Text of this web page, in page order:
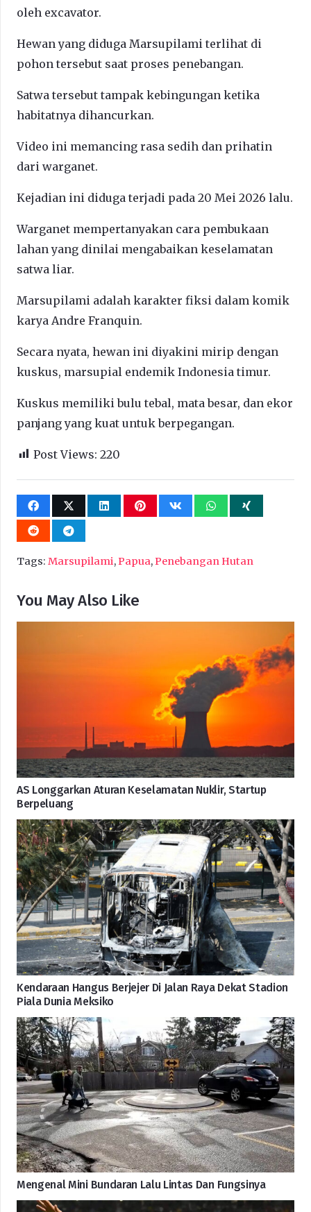
oleh excavator.
Hewan yang diduga Marsupilami terlihat di
pohon tersebut saat proses penebangan.
Satwa tersebut tampak kebingungan ketika
habitatnya dihancurkan.
Video ini memancing rasa sedih dan prihatin
dari warganet.
Kejadian ini diduga terjadi pada 20 Mei 2026 lalu.
Warganet mempertanyakan cara pembukaan
lahan yang dinilai mengabaikan keselamatan
satwa liar.
Marsupilami adalah karakter fiksi dalam komik
karya Andre Franquin.
Secara nyata, hewan ini diyakini mirip dengan
kuskus, marsupial endemik Indonesia timur.
Kuskus memiliki bulu tebal, mata besar, dan ekor
panjang yang kuat untuk berpegangan.
Post Views: 220
Tags: Marsupilami,Papua,Penebangan Hutan
You May Also Like
AS Longgarkan Aturan Keselamatan Nuklir, Startup
Berpeluang
Kendaraan Hangus Berjejer Di Jalan Raya Dekat Stadion
Piala Dunia Meksiko
Mengenal Mini Bundaran Lalu Lintas Dan Fungsinya